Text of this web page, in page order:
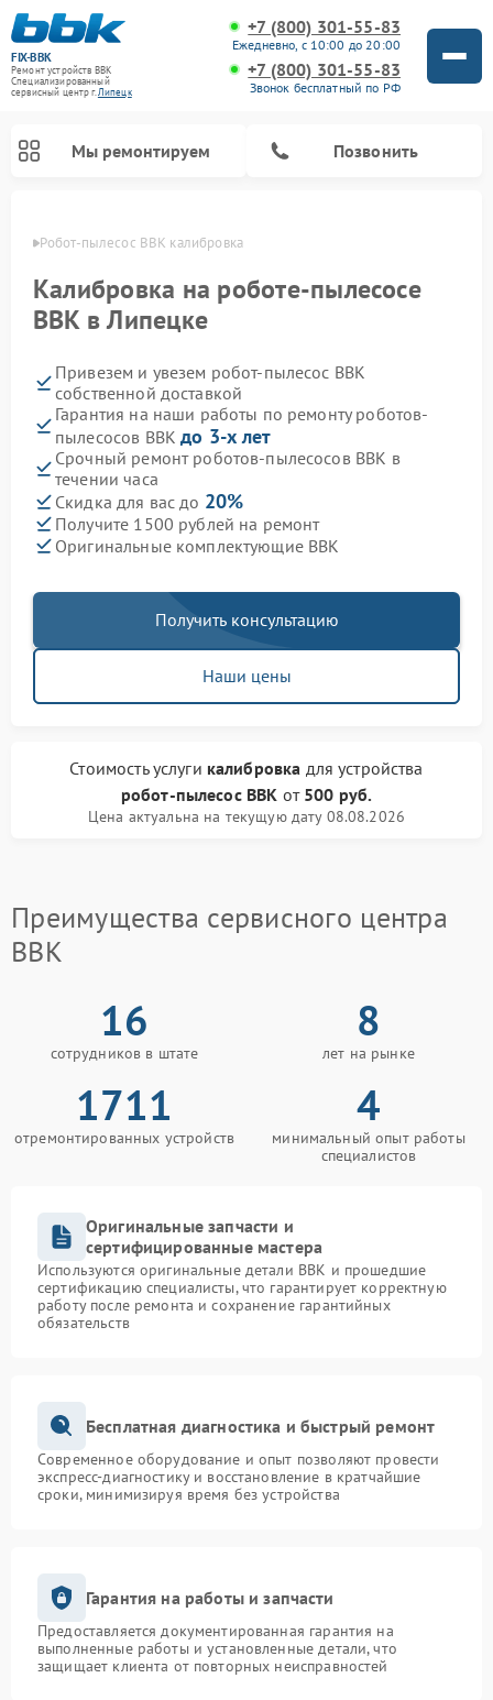
FIX-BBK
Ремонт устройств BBK
Специализированный
cервисный центр г.Липецк
+7 (800) 301-55-83
Ежедневно, с 10:00 до 20:00
+7 (800) 301-55-83
Звонок бесплатный по РФ
Мы ремонтируем Позвонить
Робот-пылесос BBK калибровка
Калибровка на роботе-пылесосе
BBK в Липецке
Привезем и увезем робот-пылесос BBK
собственной доставкой
Гарантия на наши работы по ремонту роботов-
пылесосов BBKдо 3-х лет
Срочный ремонт роботов-пылесосов BBK в
течении часа
Скидка для вас до 20%
Получите 1500 рублей на ремонт
Оригинальные комплектующие BBK
Получить консультацию
Наши цены
Стоимость услуги калибровка для устройства
робот-пылесос BBK от 500 руб.
Цена актуальна на текущую дату 08.08.2026
Преимущества сервисного центра
BBK
16
сотрудников в штате
8
лет на рынке
1711
отремонтированных устройств
4
минимальный опыт работы
специалистов
Оригинальные запчасти и
сертифицированные мастера
Используются оригинальные детали BBK и прошедшие
сертификацию специалисты, что гарантирует корректную
работу после ремонта и сохранение гарантийных
обязательств
Бесплатная диагностика и быстрый ремонт
Современное оборудование и опыт позволяют провести
экспресс-диагностику и восстановление в кратчайшие
сроки, минимизируя время без устройства
Гарантия на работы и запчасти
Предоставляется документированная гарантия на
выполненные работы и установленные детали, что
защищает клиента от повторных неисправностей